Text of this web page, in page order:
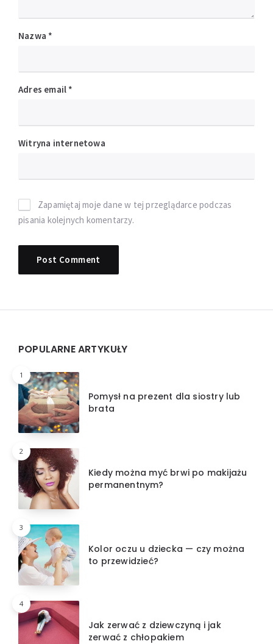
Nazwa *
Adres email *
Witryna internetowa
Zapamiętaj moje dane w tej przeglądarce podczas
pisania kolejnych komentarzy.
Widgets
POPULARNE ARTYKUŁY
1
Pomysł na prezent dla siostry lub
brata
2
Kiedy można myć brwi po makijażu
permanentnym?
3
Kolor oczu u dziecka — czy można
to przewidzieć?
4
Jak zerwać z dziewczyną i jak
zerwać z chłopakiem